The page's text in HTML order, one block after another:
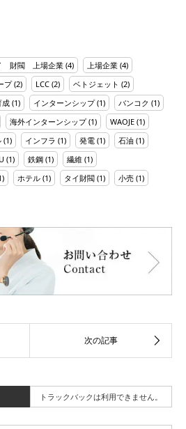
財閥 上場企業(4) 上場企業 (4)
プ(2) LCC (2) ベトジェット (2)
成 (1) インターンシップ(1) バンコク (1)
海外インターンシップ(1) WAOJE (1)
(1) インフラ (1) 発電 (1) 石油 (1)
(1) 鉄鋼 (1) 繊維 (1)
ホテル (1) タイ財閥 (1) 小売 (1)
トラックバックは利用できません。